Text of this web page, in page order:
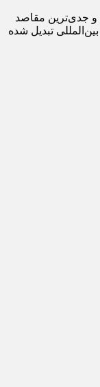
و جدی‌ترین مقاصد
تبدیل شده